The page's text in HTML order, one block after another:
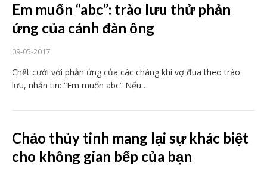
Em muốn “abc”: trào lưu thử phản
ứng của cánh đàn ông
09-05-2017
Chết cười với phản ứng của các chàng khi vợ đua theo trào
lưu, nhắn tin: “Em muốn abc” Nếu…
Chảo thủy tinh mang lại sự khác biệt
cho không gian bếp của bạn